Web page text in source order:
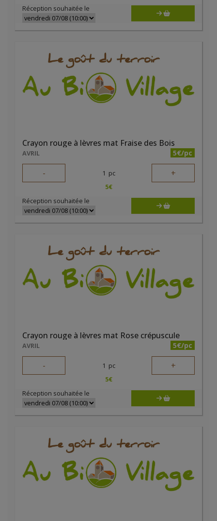
Réception souhaitée le
Crayon rouge à lèvres mat Fraise des Bois
AVRIL 5€/pc
- 1 pc +
5€
Réception souhaitée le
Crayon rouge à lèvres mat Rose crépuscule
AVRIL 5€/pc
- 1 pc +
5€
Réception souhaitée le